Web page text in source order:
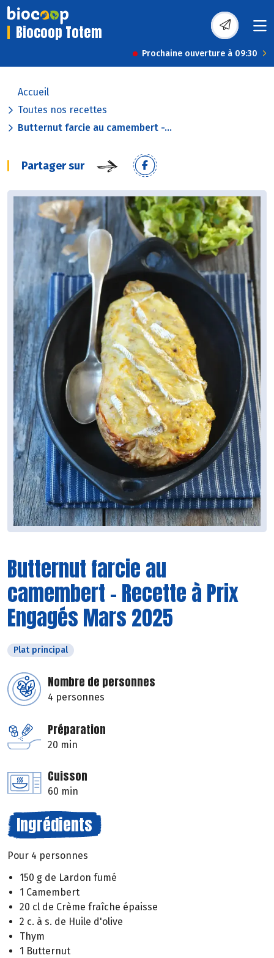
Biocoop Totem
Prochaine ouverture à 09:30
Accueil
Toutes nos recettes
Butternut farcie au camembert -...
Partager sur
Butternut farcie au
camembert - Recette à Prix
Engagés Mars 2025
Plat principal
Nombre de personnes
4 personnes
Préparation
20 min
Cuisson
60 min
Ingrédients
Pour 4 personnes
150 g de Lardon fumé
1 Camembert
20 cl de Crème fraîche épaisse
2 c. à s. de Huile d'olive
Thym
1 Butternut